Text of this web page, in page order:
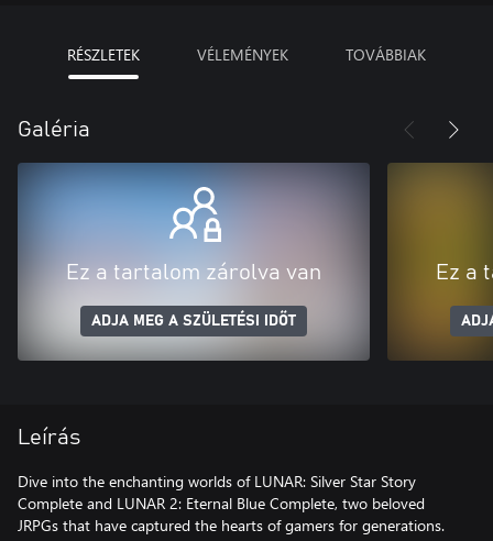
RÉSZLETEK VÉLEMÉNYEK TOVÁBBIAK
Galéria
Ez a tartalom zárolva van
ADJA MEG A SZÜLETÉSI IDŐT
Ez a
Leírás
Dive into the enchanting worlds of LUNAR: Silver Star Story
Complete and LUNAR 2: Eternal Blue Complete, two beloved
JRPGs that have captured the hearts of gamers for generations.